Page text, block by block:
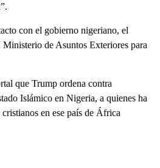
con el gobierno nigeriano, el
de Asuntos Exteriores para
que Trump ordena contra
Islámico en Nigeria, a quienes ha
en ese país de África